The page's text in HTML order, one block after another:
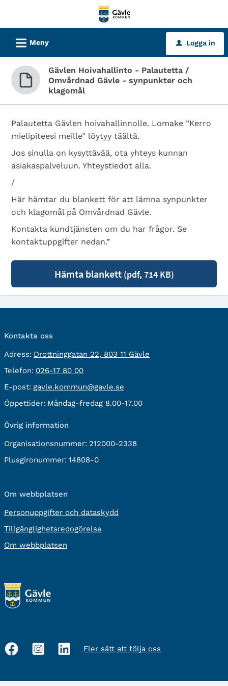
tjänster
Gävle
kommun
L Meny u Logga in
Gävlen Hoivahallinto - Palautetta /
Omvårdnad Gävle - synpunkter och
klagomål
Palautetta Gävlen hoivahallinnolle. Lomake ”Kerro
mielipiteesi meille” löytyy täältä.
Jos sinulla on kysyttävää, ota yhteys kunnan
asiakaspalveluun. Yhteystiedot alla.
/
Här hämtar du blankett för att lämna synpunkter
och klagomål på Omvårdnad Gävle.
Kontakta kundtjänsten om du har frågor. Se
kontaktuppgifter nedan.”
Hämta blankett(pdf, 714 KB)
Kontakta oss
Adress: besöksadress:
Drottninggatan 22, 803 11 Gävle
Telefon: Telefon:
026-17 80 00
E-post: E-
post:
gavle.kommun@gavle.se
Öppettider: Måndag-fredag 8.00-17.00
Övrig information
Organisationsnummer: 212000-2338
Plusgironummer: 14808-0
Om webbplatsen
Personuppgifter och dataskydd
Tillgänglighetsredogörelse
Om webbplatsen
Sociala
Fler sätt att följa oss